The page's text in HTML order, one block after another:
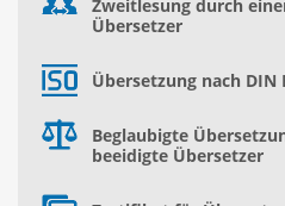
Zweitlesung durch
Übersetzer
Übersetzung nach DIN
Beglaubigte
beeidigte Übersetzer